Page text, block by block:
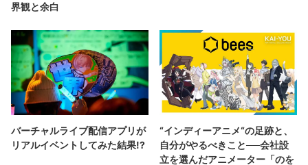
界観と余白
バーチャルライブ配信アプリが
リアルイベントしてみた結果!?
“インディーアニメ“の足跡と、
自分がやるべきこと──会社設
立を選んだアニメーター「のを